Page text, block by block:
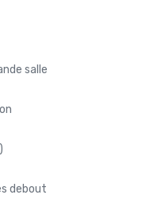
salle
debout